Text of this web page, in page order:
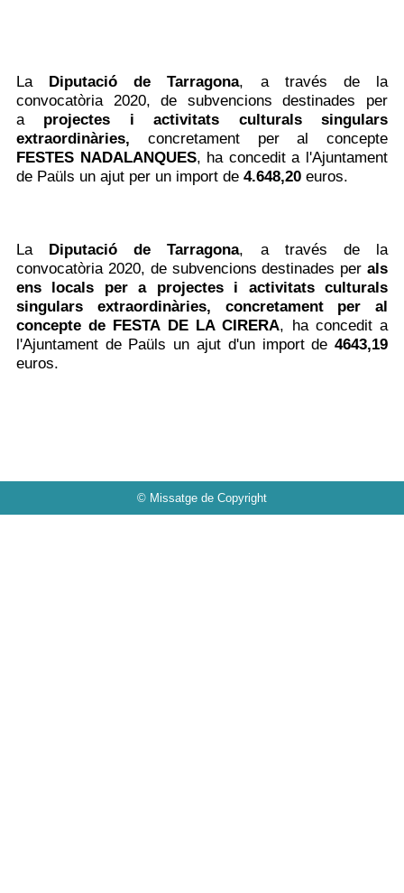
La Diputació de Tarragona, a través de la
convocatòria 2020, de subvencions destinades per
a
projectes i activitats culturals singulars
extraordinàries, concretament per al concepte
FESTES NADALANQUES, ha concedit a l'Ajuntament
de Paüls un ajut per un import de 4.648,20euros.
La Diputació de Tarragona, a través de la
convocatòria 2020, de subvencions destinades perals
ens locals per a projectes i activitats culturals
singulars extraordinàries, concretament per al
concepte de FESTA DE LA CIRERA, ha concedit a
l'Ajuntament de Paüls un ajut d'un import de4643,19
euros.
© Missatge de Copyright